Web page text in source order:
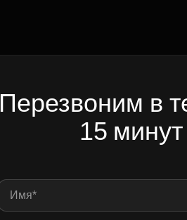
Перезвоним в
15 минут